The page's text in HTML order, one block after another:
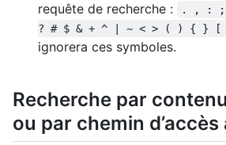
requête de recherche :
. , :
? # $ & + ^ | ~ < > ( ) { } [
ignorera ces symboles.
Recherche par
ou par chemin